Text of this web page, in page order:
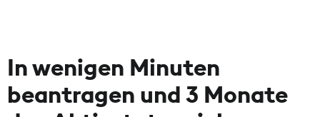
In wenigen Minuten
beantragen und 3 Monate